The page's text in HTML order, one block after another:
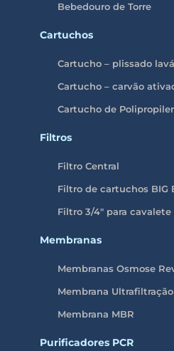
Bebedouro de Torre
Cartuchos
Cartucho – plissado
Cartucho – carvão
Cartucho de
Filtros
Filtro Central
Filtro de cartuchos BIG
Filtro 3/4″ para cavalete
Membranas
Membranas Osmose
Membrana Ultrafiltração
Membrana MBR
Purificadores PCR